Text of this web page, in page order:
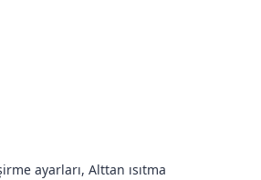
ayarları, Alttan ısıtma